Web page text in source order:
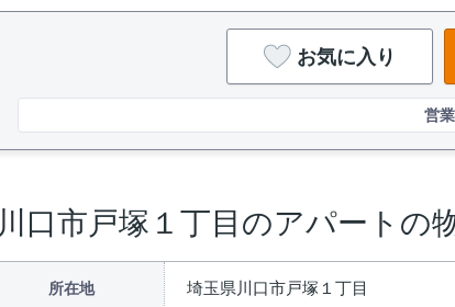
お気に入り
営
川口市戸塚１丁目のアパートの
所在地 埼玉県川口市戸塚１丁目